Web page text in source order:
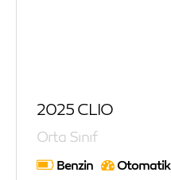
2025 CLIO
Orta Sınıf
Benzin Otomatik